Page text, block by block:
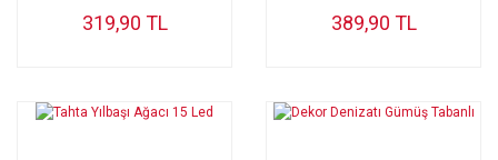
319,90 TL 389,90 TL